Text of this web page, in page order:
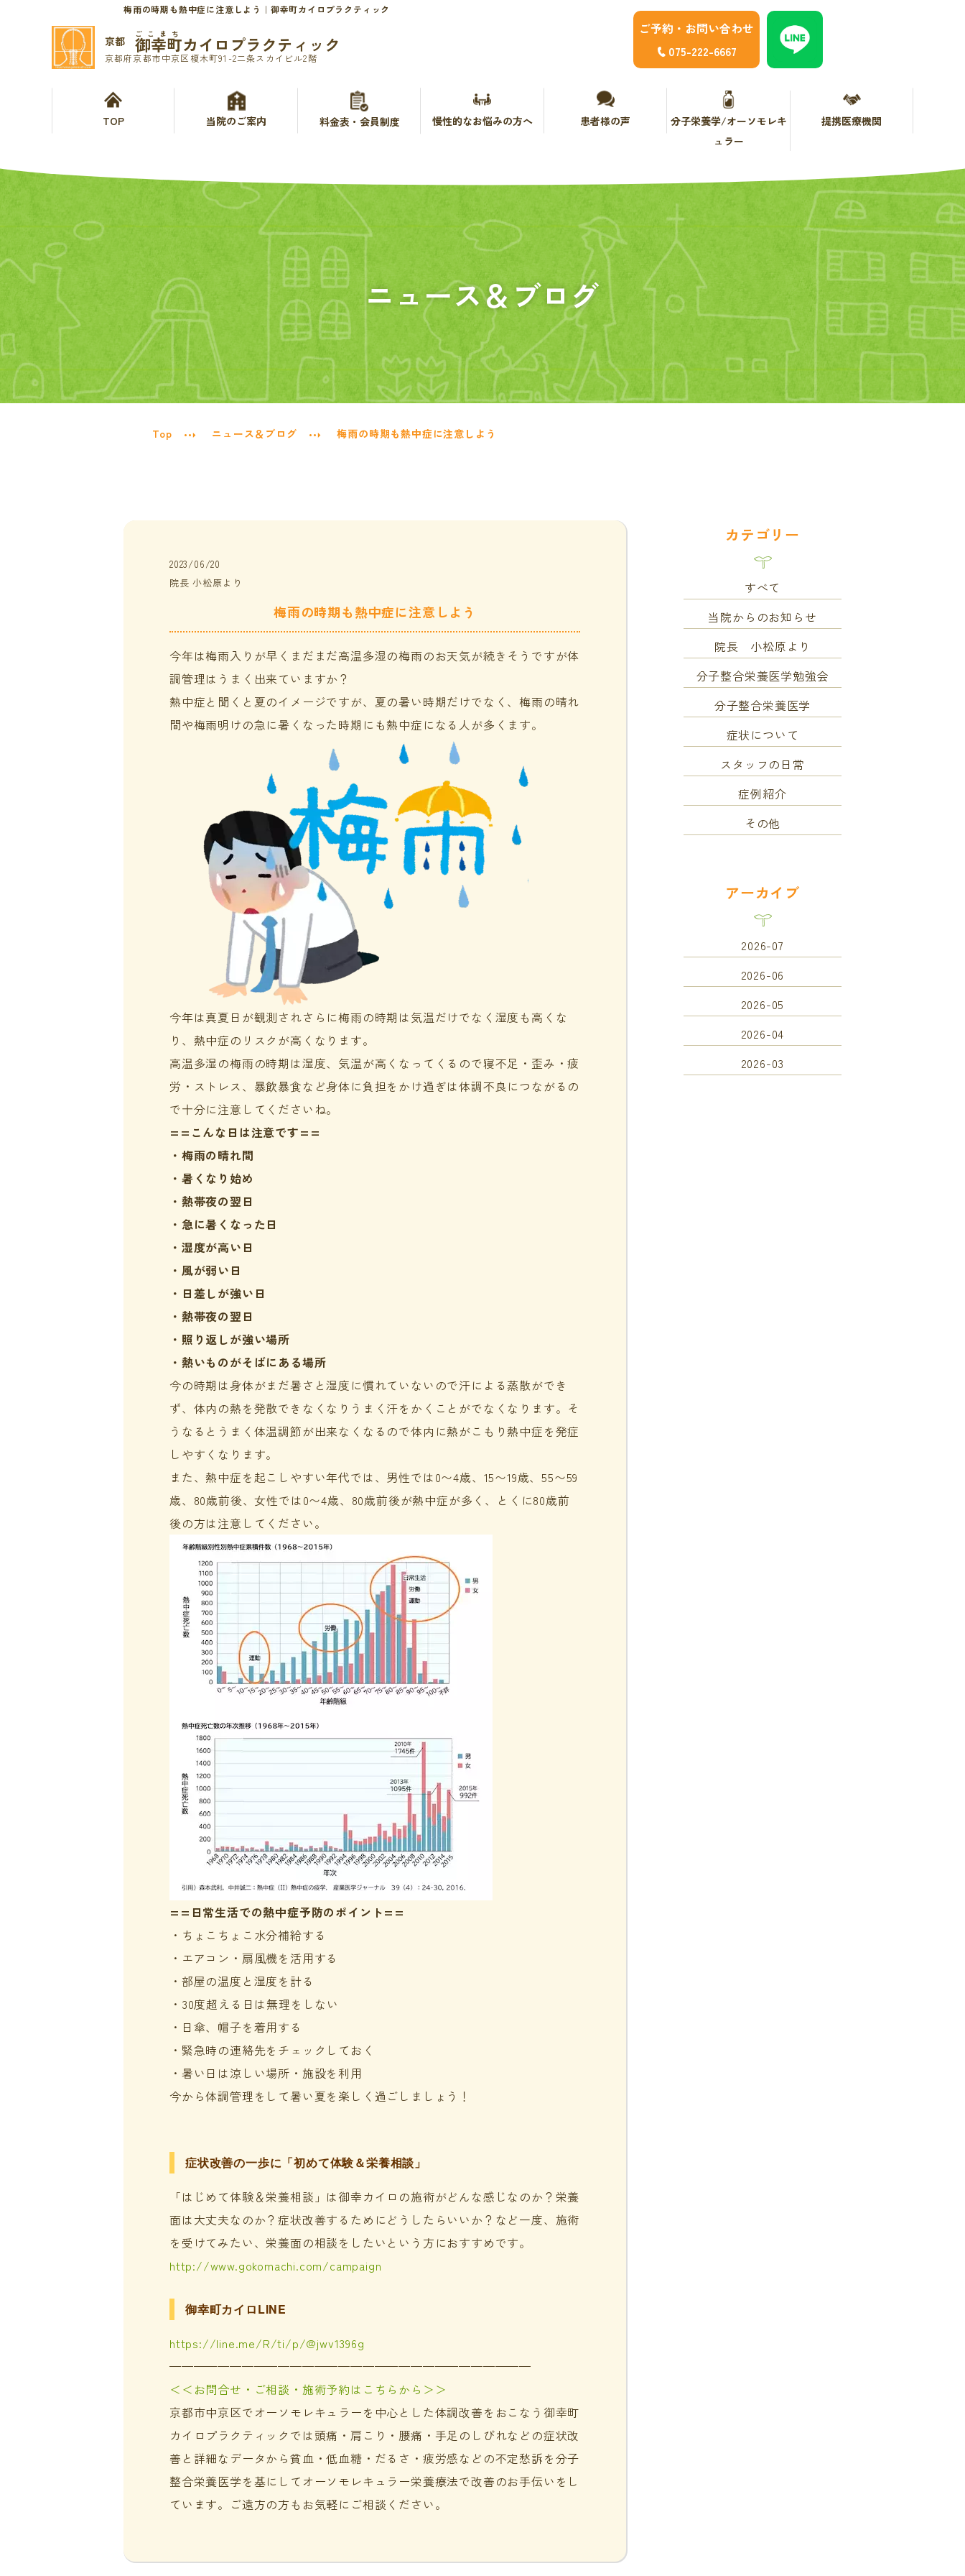
梅雨の時期も熱中症に注意しよう｜御幸町カイロプラクティック
ご予約・お問い合わせ
075-222-6667
京都
ごこまち
御幸町カイロプラクティック
京都府京都市中京区榎木町91-2二条スカイビル2階
TOP 当院のご案内 料金表・会員制度 慢性的なお悩みの方へ 患者様の声
分子栄養学/オーソモレキ
ュラー
提携医療機関
ニュース＆ブログ
Top ニュース＆ブログ 梅雨の時期も熱中症に注意しよう
2023/06/20
院長 小松原より
梅雨の時期も熱中症に注意しよう
今年は梅雨入りが早くまだまだ高温多湿の梅雨のお天気が続きそうですが体
調管理はうまく出来ていますか？
熱中症と聞くと夏のイメージですが、夏の暑い時期だけでなく、梅雨の晴れ
間や梅雨明けの急に暑くなった時期にも熱中症になる人が多くます。
今年は真夏日が観測されさらに梅雨の時期は気温だけでなく湿度も高くな
り、熱中症のリスクが高くなります。
高温多湿の梅雨の時期は湿度、気温が高くなってくるので寝不足・歪み・疲
労・ストレス、暴飲暴食など身体に負担をかけ過ぎは体調不良につながるの
で十分に注意してくださいね。
==こんな日は注意です==
・梅雨の晴れ間
・暑くなり始め
・熱帯夜の翌日
・急に暑くなった日
・湿度が高い日
・風が弱い日
・日差しが強い日
・熱帯夜の翌日
・照り返しが強い場所
・熱いものがそばにある場所
今の時期は身体がまだ暑さと湿度に慣れていないので汗による蒸散ができ
ず、体内の熱を発散できなくなりうまく汗をかくことがでなくなります。そ
うなるとうまく体温調節が出来なくなるので体内に熱がこもり熱中症を発症
しやすくなります。
また、熱中症を起こしやすい年代では、男性では0〜4歳、15〜19歳、55〜59
歳、80歳前後、女性では0〜4歳、80歳前後が熱中症が多く、とくに80歳前
後の方は注意してください。
==日常生活での熱中症予防のポイント==
・ちょこちょこ水分補給する
・エアコン・扇風機を活用する
・部屋の温度と湿度を計る
・30度超える日は無理をしない
・日傘、帽子を着用する
・緊急時の連絡先をチェックしておく
・暑い日は涼しい場所・施設を利用
今から体調管理をして暑い夏を楽しく過ごしましょう！
症状改善の一歩に「初めて体験＆栄養相談」
「はじめて体験＆栄養相談」は御幸カイロの施術がどんな感じなのか？栄養
面は大丈夫なのか？症状改善するためにどうしたらいいか？など一度、施術
を受けてみたい、栄養面の相談をしたいという方におすすめです。
http://www.gokomachi.com/campaign
御幸町カイロLINE
https://line.me/R/ti/p/@jwv1396g
——————————————————————————————
＜＜お問合せ・ご相談・施術予約はこちらから＞＞
京都市中京区でオーソモレキュラーを中心とした体調改善をおこなう御幸町
カイロプラクティックでは頭痛・肩こり・腰痛・手足のしびれなどの症状改
善と詳細なデータから貧血・低血糖・だるさ・疲労感などの不定愁訴を分子
整合栄養医学を基にしてオーソモレキュラー栄養療法で改善のお手伝いをし
ています。ご遠方の方もお気軽にご相談ください。
カテゴリー
すべて
当院からのお知らせ
院長 小松原より
分子整合栄養医学勉強会
分子整合栄養医学
症状について
スタッフの日常
症例紹介
その他
アーカイブ
2026-07
2026-06
2026-05
2026-04
2026-03